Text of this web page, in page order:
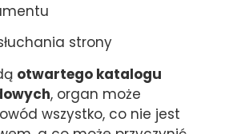
strony
otwartego katalogu
, organ może
wszystko, co nie jest